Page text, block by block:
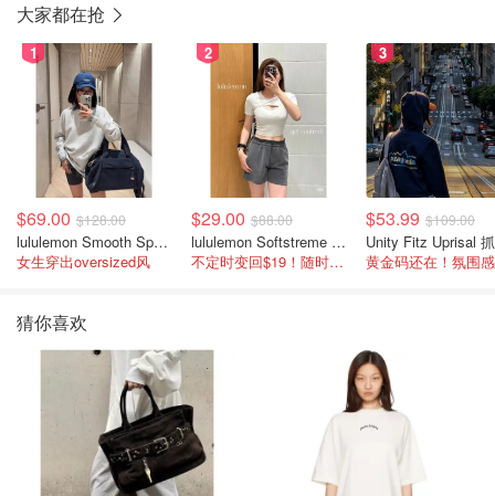
大家都在抢
1
$69.00 $128.00
lululemon Smooth Spacer 经典卫衣
女生穿出oversized风
2
$29.00 $88.00
lululemon Softstreme 女士高腰短裤 10cm
不定时变回$19！随时点进来看
3
$53.99 $109.00
猜你喜欢